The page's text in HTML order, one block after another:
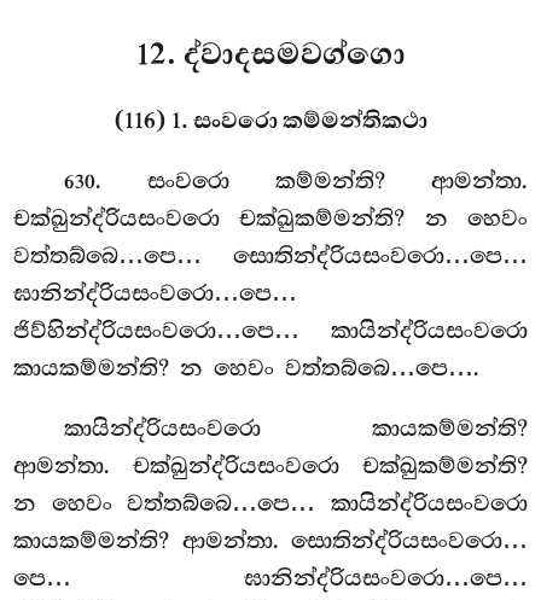
12. ද්වාදසමවග්ගො
(116) 1. සංවරො කම්මන්තිකථා
630. සංවරො කම්මන්ති? ආමන්තා.
චක්ඛුන්ද්රියසංවරො චක්ඛුකම්මන්ති? න හෙවං
වත්තබ්බෙ…පෙ… සොතින්ද්රියසංවරො…පෙ…
ඝානින්ද්රියසංවරො…පෙ…
ජිව්හින්ද්රියසංවරො…පෙ… කායින්ද්රියසංවරො
කායකම්මන්ති? න හෙවං වත්තබ්බෙ…පෙ….
කායින්ද්රියසංවරො කායකම්මන්ති?
ආමන්තා. චක්ඛුන්ද්රියසංවරො චක්ඛුකම්මන්ති?
න හෙවං වත්තබ්බෙ…පෙ… කායින්ද්රියසංවරො
කායකම්මන්ති? ආමන්තා. සොතින්ද්රියසංවරො…
පෙ… ඝානින්ද්රියසංවරො…පෙ…